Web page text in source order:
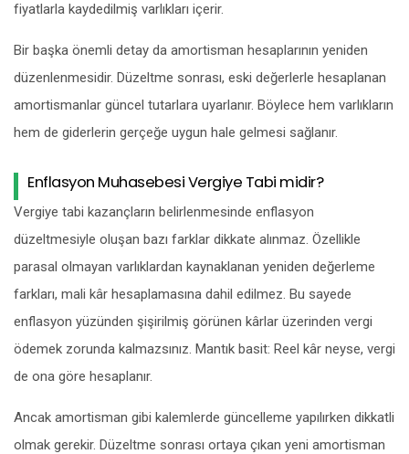
fiyatlarla kaydedilmiş varlıkları içerir.
Bir başka önemli detay da amortisman hesaplarının yeniden
düzenlenmesidir. Düzeltme sonrası, eski değerlerle hesaplanan
amortismanlar güncel tutarlara uyarlanır. Böylece hem varlıkların
hem de giderlerin gerçeğe uygun hale gelmesi sağlanır.
Enflasyon Muhasebesi Vergiye Tabi midir?
Vergiye tabi kazançların belirlenmesinde enflasyon
düzeltmesiyle oluşan bazı farklar dikkate alınmaz. Özellikle
parasal olmayan varlıklardan kaynaklanan yeniden değerleme
farkları, mali kâr hesaplamasına dahil edilmez. Bu sayede
enflasyon yüzünden şişirilmiş görünen kârlar üzerinden vergi
ödemek zorunda kalmazsınız. Mantık basit: Reel kâr neyse, vergi
de ona göre hesaplanır.
Ancak amortisman gibi kalemlerde güncelleme yapılırken dikkatli
olmak gerekir. Düzeltme sonrası ortaya çıkan yeni amortisman